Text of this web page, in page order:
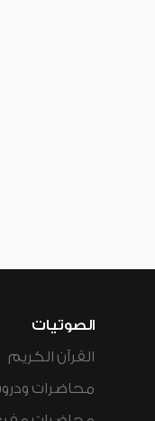
الصوتيات
القرآن الكريم
محاضرات